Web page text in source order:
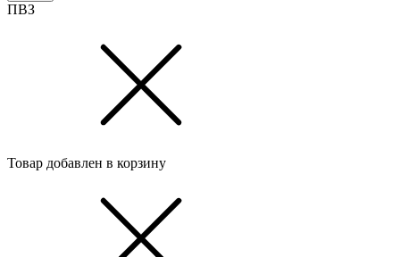
ПВЗ
Товар добавлен в корзину